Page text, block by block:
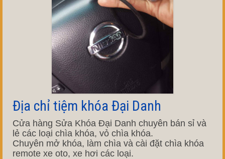
Địa chỉ tiệm khóa Đại Danh
Cửa hàng Sửa Khóa Đại Danh chuyên bán sỉ và
lẻ các loại chìa khóa, vỏ chìa khóa.
Chuyên mở khóa, làm chìa và cài đặt chìa khóa
remote xe oto, xe hơi các loại.